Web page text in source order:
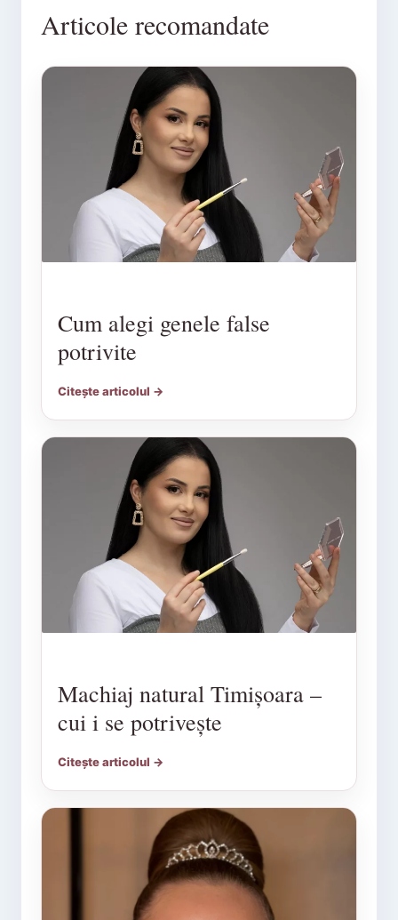
Articole recomandate
Cum alegi genele false
potrivite
Citește articolul →
Machiaj natural Timișoara –
cui i se potrivește
Citește articolul →